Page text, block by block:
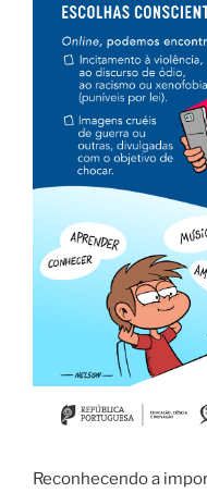
Reconhecendo a